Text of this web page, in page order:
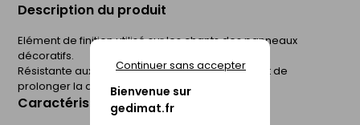
Bienvenue sur
gedimat.fr
Continuer sans accepter
Description du produit
Elément de finition utilisé sur les chants des panneaux
décoratifs.
Résistante aux chocs, la bande de chant permet de
prolonger la durée de vie du panneau.
Caractéristiques du produit